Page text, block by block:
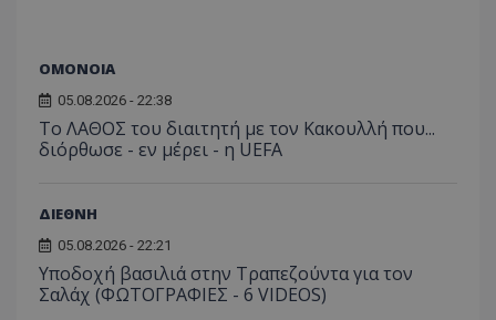
ΟΜΟΝΟΙΑ
05.08.2026 - 22:38
Το ΛΑΘΟΣ του διαιτητή με τον Κακουλλή που...
διόρθωσε - εν μέρει - η UEFA
ΔΙΕΘΝΗ
05.08.2026 - 22:21
Υποδοχή βασιλιά στην Τραπεζούντα για τον
Σαλάχ (ΦΩΤΟΓΡΑΦΙΕΣ - 6 VIDEOS)